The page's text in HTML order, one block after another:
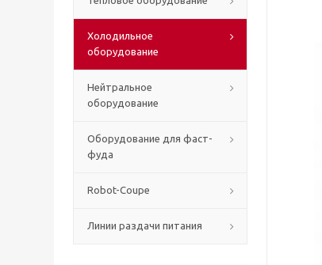
Холодильное
оборудование
Нейтральное
оборудование
Оборудование для фаст-
фуда
Robot-Coupe
Линии раздачи питания